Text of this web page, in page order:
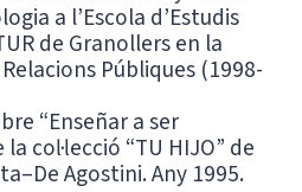
a l’Escola d’Estudis
de Granollers en la
Públiques (1998-
“Enseñar a ser
col·lecció “TU HIJO” de
Agostini. Any 1995.